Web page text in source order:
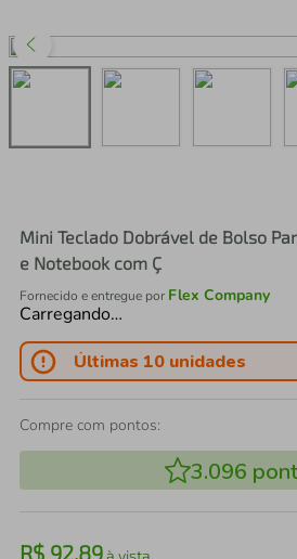
Mini Teclado Dobrável de Bolso
e Notebook com Ç
Fornecido e entregue por Flex Company
Carregando…
Últimas 10 unidades
Compre com pontos:
3.096
R$ 92,89à vista
3º perfume